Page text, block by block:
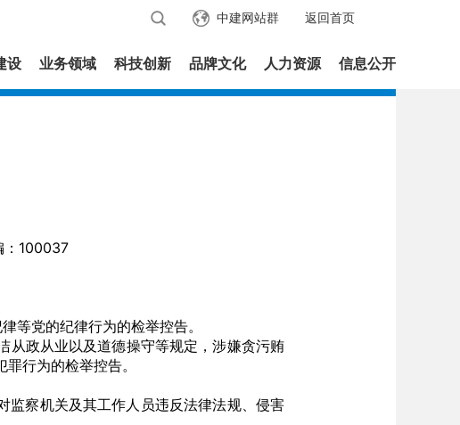
返回首页
中建网站群
设 业务领域 科技创新 品牌文化 人力资源 信息公开
100037
党的纪律行为的检举控告。
政从业以及道德操守等规定，涉嫌贪污贿
行为的检举控告。
察机关及其工作人员违反法律法规、侵害